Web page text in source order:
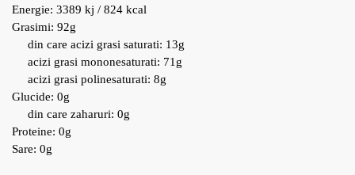
Energie: 3389 kj / 824 kcal
Grasimi: 92g
din care acizi grasi saturati: 13g
acizi grasi mononesaturati: 71g
acizi grasi polinesaturati: 8g
Glucide: 0g
din care zaharuri: 0g
Proteine: 0g
Sare: 0g